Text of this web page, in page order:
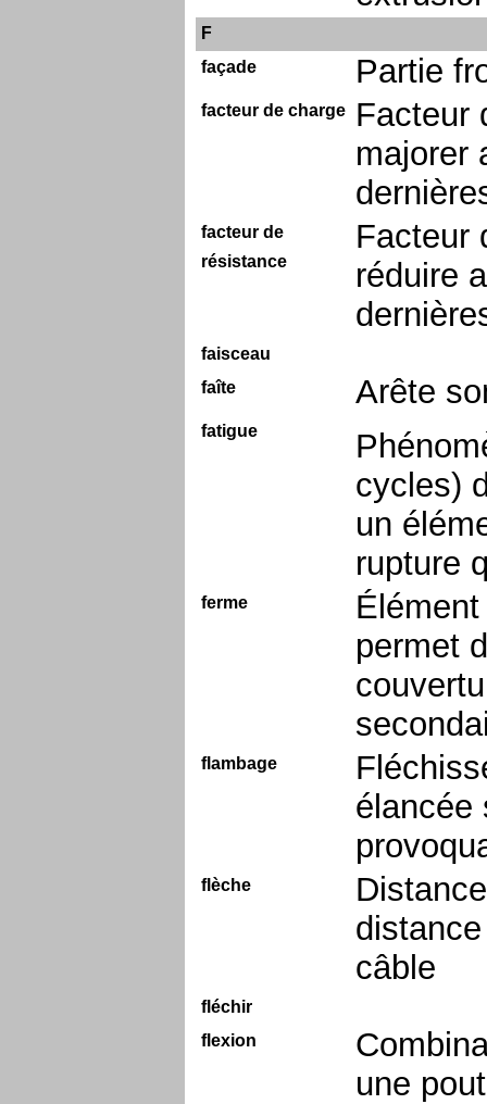
F
façade
Partie
facteur de charge
Facteur
majorer
facteur de
résistance
Facteur
réduire
faisceau
faîte
Arête
fatigue
cycles)
un
rupture
ferme
permet
flambage
élancée
flèche
câble
fléchir
flexion
une